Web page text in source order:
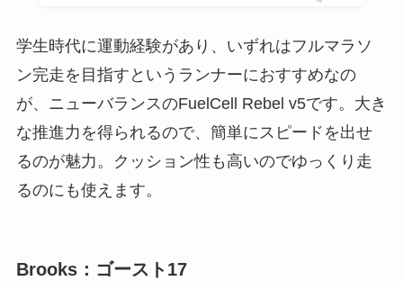
学生時代に運動経験があり、いずれはフルマラソ
ン完走を目指すというランナーにおすすめなの
が、ニューバランスのFuelCell Rebel v5です。大き
な推進力を得られるので、簡単にスピードを出せ
るのが魅力。クッション性も高いのでゆっくり走
るのにも使えます。
Brooks：ゴースト17